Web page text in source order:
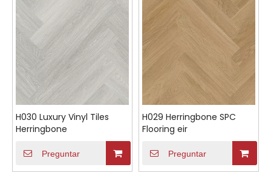
H030 Luxury Vinyl Tiles
Herringbone
Preguntar
H029 Herringbone SPC
Flooring eir
Preguntar